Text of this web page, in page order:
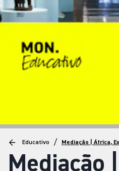
Educativo /
Mediação | África,
Mediação